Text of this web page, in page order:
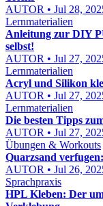
AUTOR • Jul 28,
Lernmaterialien
Anleitung zur DIY
selbst!
AUTOR • Jul 27,
Lernmaterialien
Acryl und Silikon
AUTOR • Jul 27,
Lernmaterialien
Die besten Tipps
AUTOR • Jul 27,
Übungen & Workouts
Quarzsand
AUTOR • Jul 26,
Sprachpraxis
HPL Kleben: Der